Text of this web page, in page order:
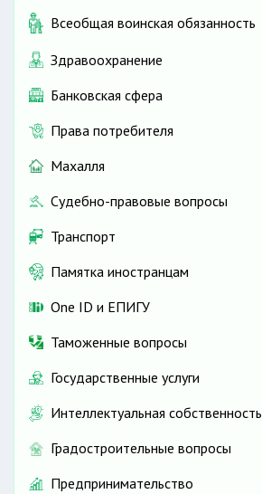
Всеобщая воинская обязанность
Здравоохранение
Банковская сфера
Права потребителя
Махалля
Судебно-правовые вопросы
Транспорт
Памятка иностранцам
One ID и ЕПИГУ
Таможенные вопросы
Государственные услуги
Интеллектуальная собственность
Градостроительные вопросы
Предпринимательство